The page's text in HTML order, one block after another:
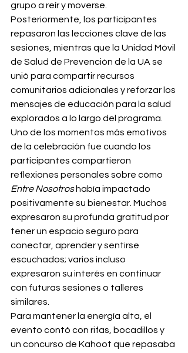
grupo a reír y moverse.
Posteriormente, los participantes
repasaron las lecciones clave de las
sesiones, mientras que la Unidad Móvil
de Salud de Prevención de la UA se
unió para compartir recursos
comunitarios adicionales y reforzar los
mensajes de educación para la salud
explorados a lo largo del programa.
Uno de los momentos más emotivos
de la celebración fue cuando los
participantes compartieron
reflexiones personales sobre cómo
Entre Nosotros había impactado
positivamente su bienestar. Muchos
expresaron su profunda gratitud por
tener un espacio seguro para
conectar, aprender y sentirse
escuchados; varios incluso
expresaron su interés en continuar
con futuras sesiones o talleres
similares.
Para mantener la energía alta, el
evento contó con rifas, bocadillos y
un concurso de Kahoot que repasaba